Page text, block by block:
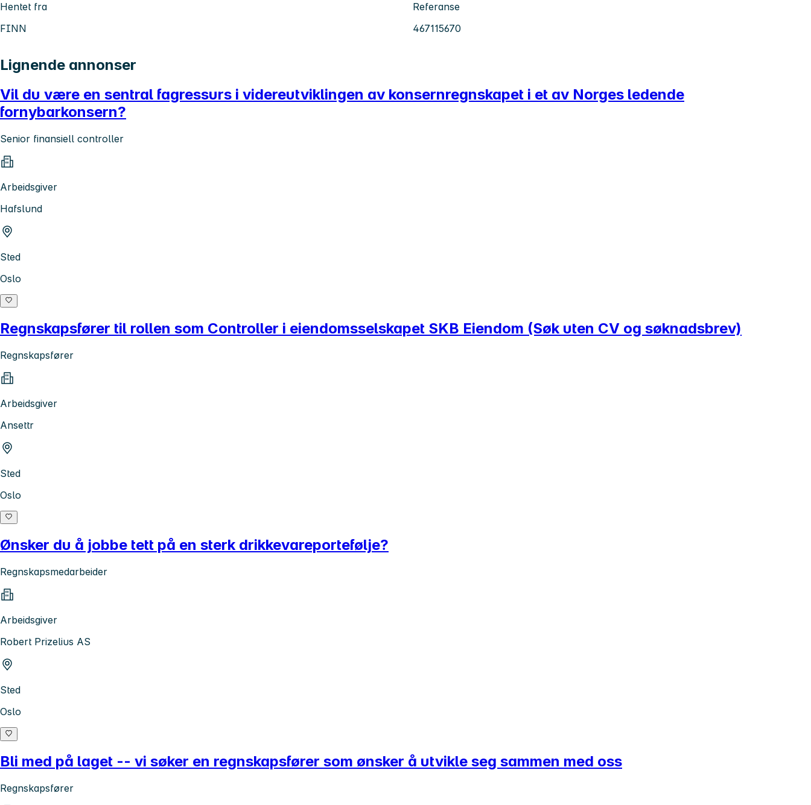
Hentet fra
FINN
Referanse
467115670
Lignende annonser
Vil du være en sentral fagressurs i videreutviklingen av konsernregnskapet i et av Norges ledende
fornybarkonsern?
Senior finansiell controller
Arbeidsgiver
Hafslund
Sted
Oslo
Regnskapsfører til rollen som Controller i eiendomsselskapet SKB Eiendom (Søk uten CV og søknadsbrev)
Regnskapsfører
Arbeidsgiver
Ansettr
Sted
Oslo
Ønsker du å jobbe tett på en sterk drikkevareportefølje?
Regnskapsmedarbeider
Arbeidsgiver
Robert Prizelius AS
Sted
Oslo
Bli med på laget -- vi søker en regnskapsfører som ønsker å utvikle seg sammen med oss
Regnskapsfører